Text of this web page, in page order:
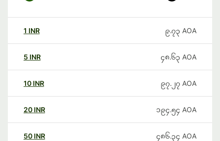
1 INR ၉.၇၃ AOA
5 INR ၄၈.၆၃ AOA
10 INR ၉၇.၂၇ AOA
20 INR ၁၉၄.၅၄ AOA
50 INR ၄၈၆.၃၄ AOA